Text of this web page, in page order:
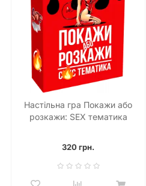
Настільна гра Покажи або
розкажи: SEX тематика
320 грн.